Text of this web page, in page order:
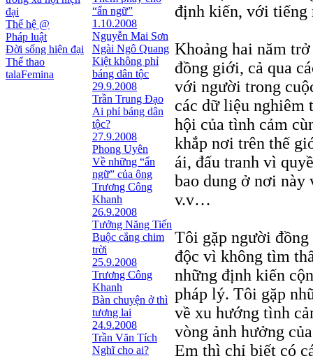
đại
Thế hệ @
Pháp luật
Đời sống hiện đại
Thể thao
talaFemina
“ẩn ngữ”
1.10.2008
Nguyễn Mai Sơn
Ngài Ngô Quang
Kiệt không phỉ
báng dân tộc
29.9.2008
Trần Trung Đạo
Ai phỉ báng dân
tộc?
27.9.2008
Phong Uyên
Về những “ẩn
ngữ” của ông
Trương Công
Khanh
26.9.2008
Tưởng Năng Tiến
Buộc cẳng chim
trời
25.9.2008
Trương Công
Khanh
Bàn chuyện ở thì
tương lai
24.9.2008
Trần Văn Tích
Nghĩ cho ai?
định kiến, với tiếng
Khoảng hai năm
đồng giới, cả qua
với người trong
các dữ liệu nghiêm
hội của tình cảm
khắp nơi trên thế
ái, đấu tranh vì
bao dung ở nơi này
v.v…
Tôi gặp người
độc vì không tìm
những định kiến
pháp lý. Tôi gặp
về xu hướng tình
vòng ảnh hưởng
Em thì chỉ biết có